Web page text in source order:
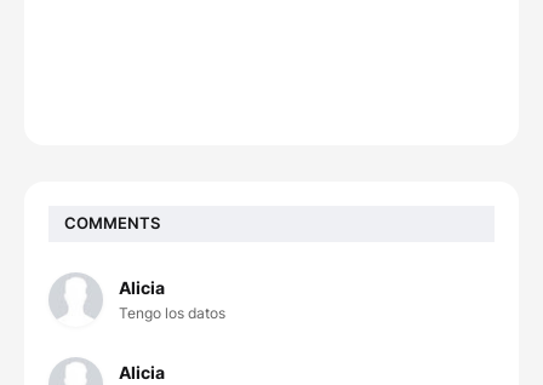
COMMENTS
Alicia
Tengo los datos
Alicia